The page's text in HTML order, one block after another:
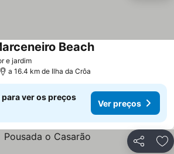
e jardimVer preços
BeachVer preços
a 16.4 km de Ilha da Crôa
ver os preços
Ver preços
Partilhar